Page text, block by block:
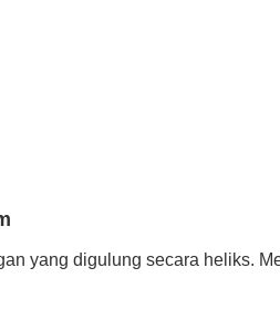
yang digulung secara heliks.